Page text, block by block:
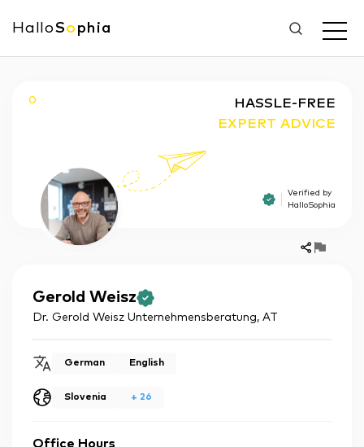
HalloSo phia
O
HASSLE-FREE
EXPERT ADVICE
Verified by
HalloSophia
Gerold Weisz
Dr. Gerold Weisz Unternehmensberatung, AT
German English
Slovenia + 26
Office Hours